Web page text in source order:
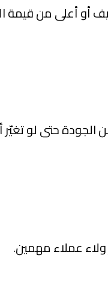
أعلى من قيمة
حتى لو تغيّر
ولاء عملاء مهمين.